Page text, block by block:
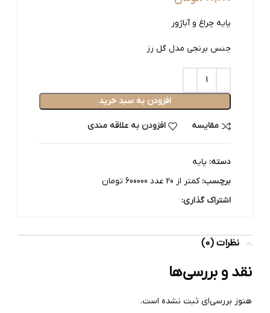
پایه چراغ و آباژور
جنس برنجی مدل گل رز
افزودن به سبد خرید
مقایسه افزودن به علاقه مندی
دسته: پایه
برچسب: کمتر از 20 عدد 600000 تومان
اشتراک گذاری:
نظرات (0)
نقد و بررسی‌ها
هنوز بررسی‌ای ثبت نشده است.